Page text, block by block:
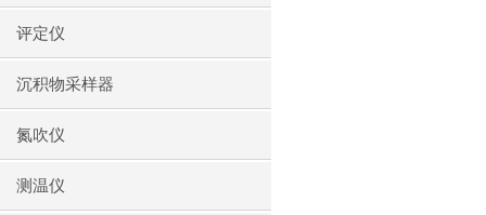
评定仪
沉积物采样器
氮吹仪
测温仪